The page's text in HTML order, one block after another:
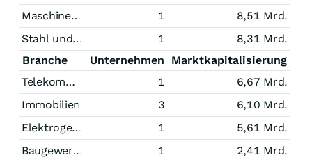
Maschinenbau
1
8,51 Mrd.
Stahl und Bergbau
1
8,31 Mrd.
Branche
Unternehmen
Marktkapitalisierung
Telekommunikation
1
6,67 Mrd.
Immobilien
3
6,10 Mrd.
Elektrogeräte
1
5,61 Mrd.
Baugewerbe
1
2,41 Mrd.